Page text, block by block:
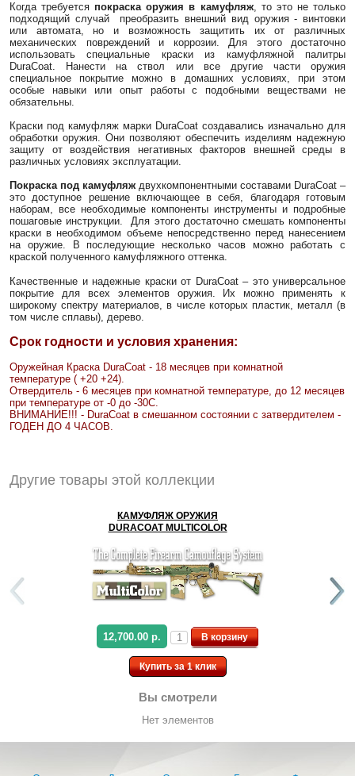
Когда требуется покраска оружия в камуфляж, то это не только
подходящий случай преобразить внешний вид оружия - винтовки
или автомата, но и возможность защитить их от различных
механических повреждений и коррозии. Для этого достаточно
использовать специальные краски из камуфляжной палитры
DuraCoat. Нанести на ствол или все другие части оружия
специальное покрытие можно в домашних условиях, при этом
особые навыки или опыт работы с подобными веществами не
обязательны.
Краски под камуфляж марки DuraCoat создавались изначально для
обработки оружия. Они позволяют обеспечить изделиям надежную
защиту от воздействия негативных факторов внешней среды в
различных условиях эксплуатации.
Покраска под камуфляж двухкомпонентными составами DuraCoat –
это доступное решение включающее в себя, благодаря готовым
наборам, все необходимые компоненты инструменты и подробные
пошаговые инструкции. Для этого достаточно смешать компоненты
краски в необходимом объеме непосредственно перед нанесением
на оружие. В последующие несколько часов можно работать с
краской полученного камуфляжного оттенка.
Качественные и надежные краски от DuraCoat – это универсальное
покрытие для всех элементов оружия. Их можно применять к
широкому спектру материалов, в числе которых пластик, металл (в
том числе сплавы), дерево.
Срок годности и условия хранения:
Оружейная Краска DuraCoat - 18 месяцев при комнатной
температуре ( +20 +24).
Отвердитель - 6 месяцев при комнатной температуре, до 12 месяцев
при температуре от -0 до -30С.
ВНИМАНИЕ!!! - DuraCoat в смешанном состоянии с затвердителем -
ГОДЕН ДО 4 ЧАСОВ.
Другие товары этой коллекции
КАМУФЛЯЖ ОРУЖИЯ
DURACOAT MULTICOLOR
12,700.00 р. В корзину
Купить за 1 клик
Вы смотрели
Нет элементов